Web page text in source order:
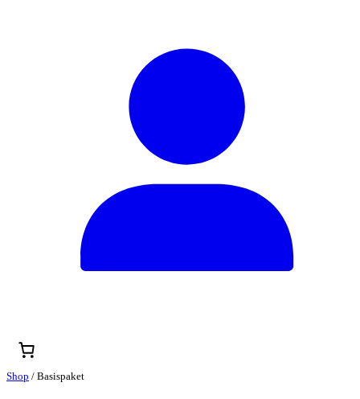
Shop / Basispaket